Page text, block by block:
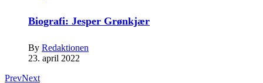
Biografi: Jesper Grønkjær
By Redaktionen
23. april 2022
PrevNext